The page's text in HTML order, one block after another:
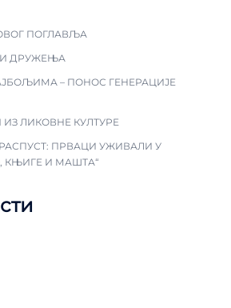
ПОГЛАВЉА
ДРУЖЕЊА
– ПОНОС ГЕНЕРАЦИЈЕ
ЛИКОВНЕ КУЛТУРЕ
ПРВАЦИ УЖИВАЛИ У
КЊИГЕ И МАШТА“